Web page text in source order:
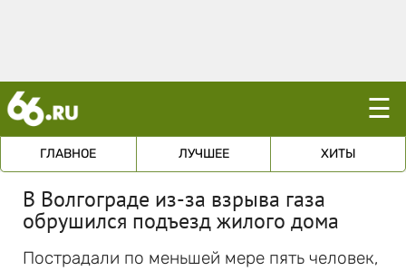
☰
ГЛАВНОЕ ЛУЧШЕЕ ХИТЫ
В Волгограде из-за взрыва газа
обрушился подъезд жилого дома
Пострадали по меньшей мере пять человек,